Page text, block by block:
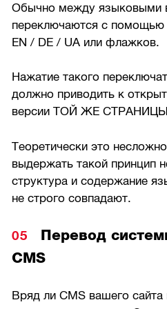
Обычно между языковыми
переключаются с помощью
EN / DE / UA или флажков.
Нажатие такого
должно приводить к
версии ТОЙ ЖЕ
Теоретически это
выдержать такой принцип
структура и содержание
не строго совпадают.
Перевод
CMS
Вряд ли CMS вашего сайта